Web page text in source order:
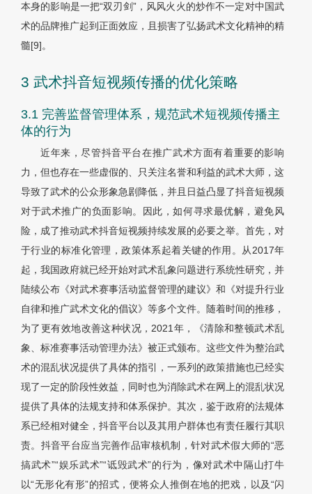
本身的影响是一把“双刃剑”，风风火火的炒作不一定对中国武
术的品牌推广起到正面效应，且损害了弘扬武术文化精神的精
髓[9]。
3 武术抖音短视频传播的优化策略
3.1 完善监督管理体系，规范武术短视频传播主
体的行为
近年来，尽管抖音平台在推广武术方面有着重要的影响
力，但也存在一些虚假的、只关注名誉和利益的武术大师，这
导致了武术的公众形象急剧降低，并且日益凸显了抖音短视频
对于武术推广的负面影响。因此，如何寻求最优解，避免风
险，成了推动武术抖音短视频持续发展的必要之举。首先，对
于行业的标准化管理，政策体系起着关键的作用。从2017年
起，我国政府就已经开始对武术乱象问题进行系统性研究，并
陆续公布《对武术赛事活动监督管理的建议》和《对提升行业
自律和推广武术文化的倡议》等多个文件。随着时间的推移，
为了更有效地改善这种状况，2021年，《清除和整顿武术乱
象、标准赛事活动管理办法》被正式颁布。这些文件为整治武
术的混乱状况提供了具体的指引，一系列的政策措施也已经实
现了一定的阶段性效益，同时也为消除武术在网上的混乱状况
提供了具体的法规支持和体系保护。其次，鉴于政府的法规体
系已经相对健全，抖音平台以及其用户群体也有责任履行其职
责。抖音平台应当完善作品审核机制，针对武术假大师的“恶
搞武术”“娱乐武术”“诋毁武术”的行为，像对武术中隔山打牛
以“无形化有形”的招式，便将众人推倒在地的把戏，以及“闪